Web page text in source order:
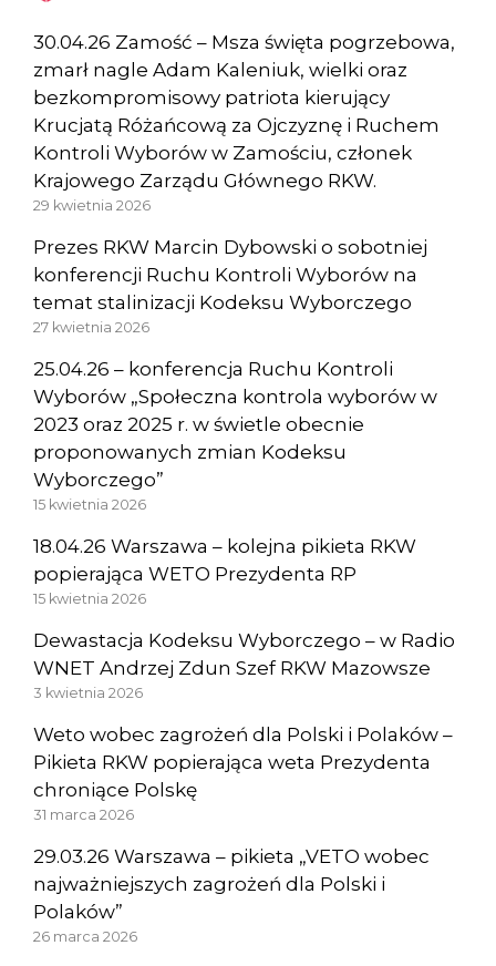
30.04.26 Zamość – Msza święta pogrzebowa,
zmarł nagle Adam Kaleniuk, wielki oraz
bezkompromisowy patriota kierujący
Krucjatą Różańcową za Ojczyznę i Ruchem
Kontroli Wyborów w Zamościu, członek
Krajowego Zarządu Głównego RKW.
29 kwietnia 2026
Prezes RKW Marcin Dybowski o sobotniej
konferencji Ruchu Kontroli Wyborów na
temat stalinizacji Kodeksu Wyborczego
27 kwietnia 2026
25.04.26 – konferencja Ruchu Kontroli
Wyborów „Społeczna kontrola wyborów w
2023 oraz 2025 r. w świetle obecnie
proponowanych zmian Kodeksu
Wyborczego”
15 kwietnia 2026
18.04.26 Warszawa – kolejna pikieta RKW
popierająca WETO Prezydenta RP
15 kwietnia 2026
Dewastacja Kodeksu Wyborczego – w Radio
WNET Andrzej Zdun Szef RKW Mazowsze
3 kwietnia 2026
Weto wobec zagrożeń dla Polski i Polaków –
Pikieta RKW popierająca weta Prezydenta
chroniące Polskę
31 marca 2026
29.03.26 Warszawa – pikieta „VETO wobec
najważniejszych zagrożeń dla Polski i
Polaków”
26 marca 2026